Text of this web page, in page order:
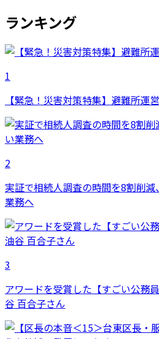
ランキング
1
【緊急！災害対策特集】避難所運
2
実証で相続人調査の時間を8割削
業務へ
3
アワードを受賞した【すごい公務
谷 百合子さん